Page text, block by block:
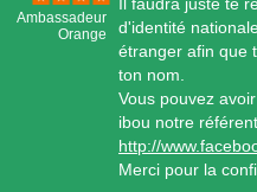
Ambassadeur
Orange
d'identité
étranger afin que
ton nom.
Vous pouvez
ibou notre
http://
Merci pour la